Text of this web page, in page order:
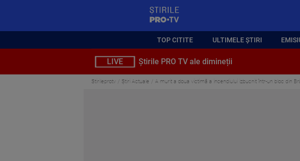
TOP CITITE ULTIMELE ȘTIRI
LIVE Știrile PRO TV ale dimineții
Stirileprotv Știri Actuale A murit a doua victimă a incendiului izbucnit într-un bloc din